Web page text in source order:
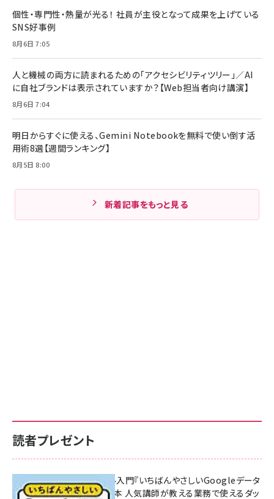
個性・専門性・熱量が光る！ 社員が主役となって成果を上げている
SNS好事例
8月6日 7:05
人と機械の両方に読まれるための「アクセシビリティツリー」／AI
に自社ブランドは表示されていますか？【Web担当者向け講演】
8月6日 7:04
明日からすぐに使える、Gemini Notebookを無料で使い倒す活
用術8選【週間ランキング】
8月5日 8:00
新着記事をもっと見る
読者プレゼント
無料BIツール入門『いちばんやさしいGoogleデータ
ポータルの教本 人気講師が教える業務で使えるダッ